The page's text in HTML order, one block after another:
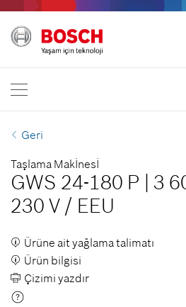
Ana sayfa
Bosch Professional
EN | English
Geri
Taşlama Makİnesİ
GWS 24-180 P 3
230 V / EEU
Ürüne ait yağlama talimatı
Ürün bilgisi
Çizimi yazdır